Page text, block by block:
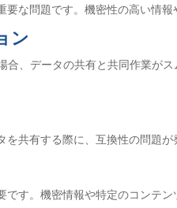
な問題です。機密性の高い情
ン
、データの共有と共同作業が
共有する際に、互換性の問題
す。機密情報や特定のコンテ